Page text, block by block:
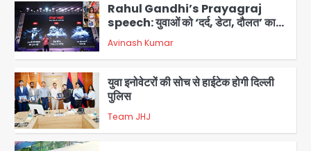
2
Rahul Gandhi’s Prayagraj
speech: युवाओं को ‘दर्द, डेटा, दौलत’ का
संदेश, बीजेपी का वार
Avinash Kumar
3
युवा इनोवेटरों की सोच से हाईटेक होगी दिल्ली
पुलिस
Team JHJ